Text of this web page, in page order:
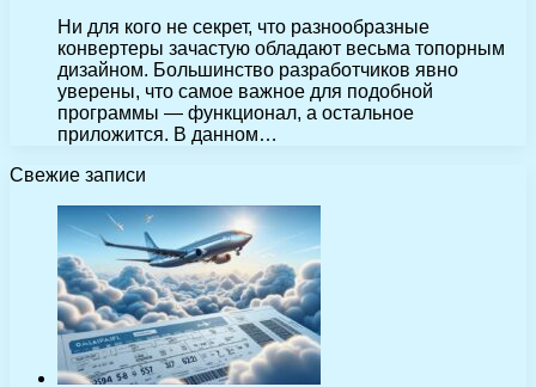
Ни для кого не секрет, что разнообразные
конвертеры зачастую обладают весьма топорным
дизайном. Большинство разработчиков явно
уверены, что самое важное для подобной
программы — функционал, а остальное
приложится. В данном…
Свежие записи